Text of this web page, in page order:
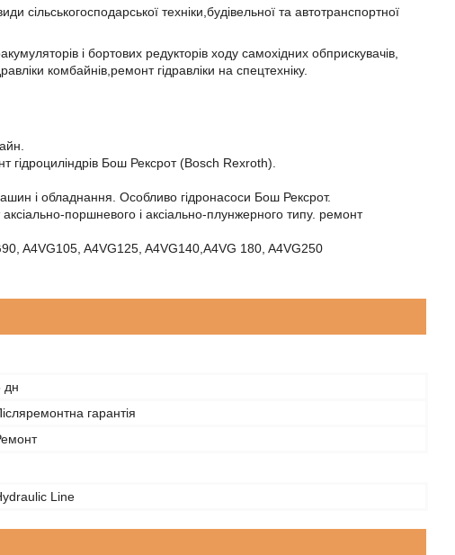
сільськогосподарської техніки,будівельної та автотранспортної
і бортових редукторів ходу самохідних обприскувачів,
комбайнів,ремонт гідравліки на спецтехніку.
гідроциліндрів Бош Рексрот (Bosch Rexroth).
і обладнання. Особливо гідронасоси Бош Рексрот.
поршневого і аксіально-плунжерного типу. ремонт
A4VG105, A4VG125, A4VG140,A4VG 180, A4VG250
дн
гарантія
Line